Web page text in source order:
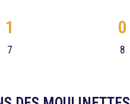
7
1
8
0